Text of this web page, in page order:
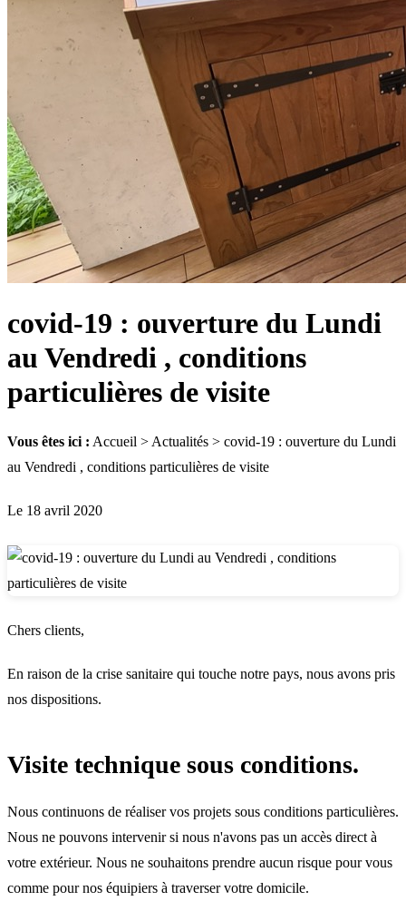
covid-19 : ouverture du Lundi
au Vendredi , conditions
particulières de visite
Vous êtes ici : Accueil > Actualités > covid-19 : ouverture du Lundi
au Vendredi , conditions particulières de visite
Le 18 avril 2020
Chers clients,
En raison de la crise sanitaire qui touche notre pays, nous avons pris
nos dispositions.
Visite technique sous conditions.
Nous continuons de réaliser vos projets sous conditions particulières.
Nous ne pouvons intervenir si nous n'avons pas un accès direct à
votre extérieur. Nous ne souhaitons prendre aucun risque pour vous
comme pour nos équipiers à traverser votre domicile.